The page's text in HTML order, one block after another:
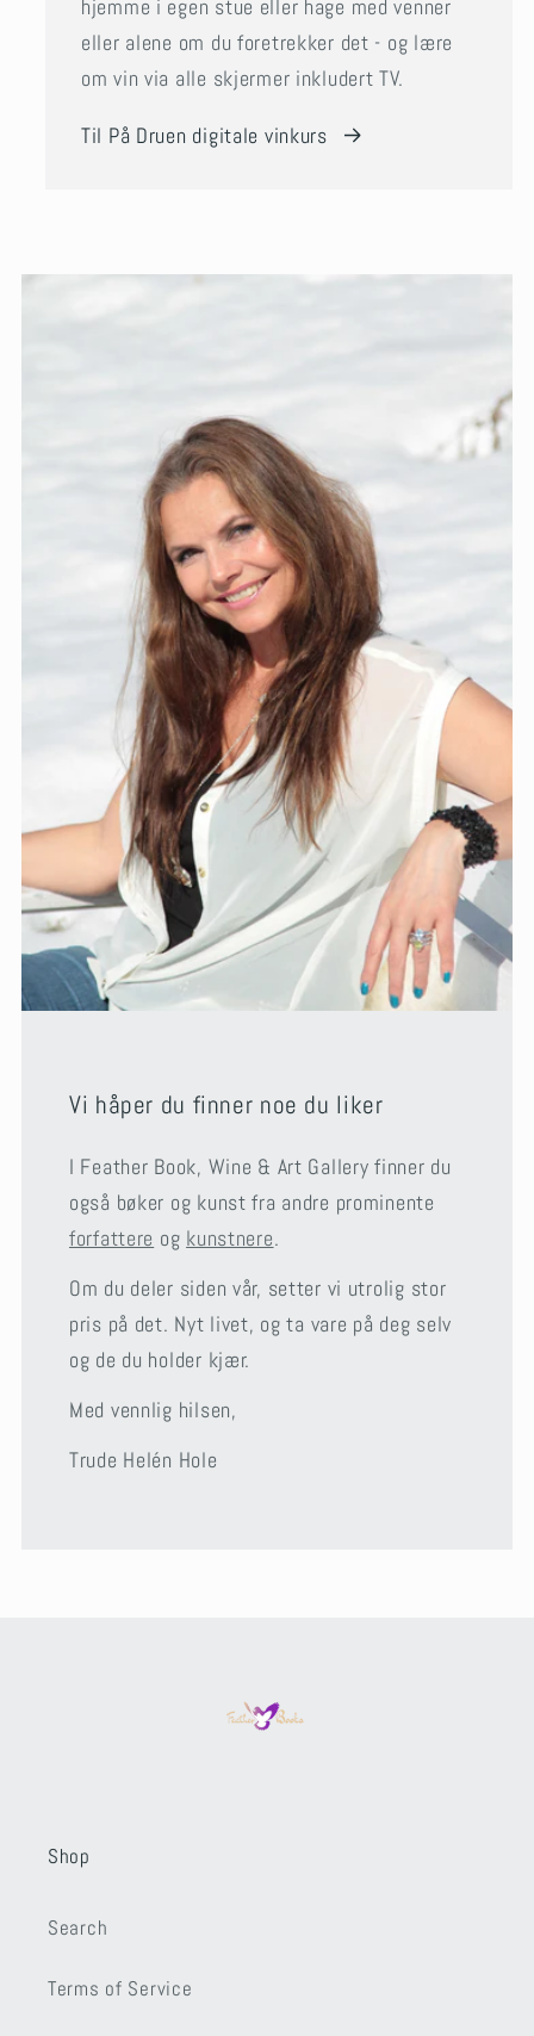
hjemme i egen stue eller hage med venner
eller alene om du foretrekker det - og lære
om vin via alle skjermer inkludert TV.
Til På Druen digitale vinkurs
Vi håper du finner noe du liker
I Feather Book, Wine & Art Gallery finner du
også bøker og kunst fra andre prominente
forfattere og kunstnere.
Om du deler siden vår, setter vi utrolig stor
pris på det. Nyt livet, og ta vare på deg selv
og de du holder kjær.
Med vennlig hilsen,
Trude Helén Hole
Shop
Search
Terms of Service